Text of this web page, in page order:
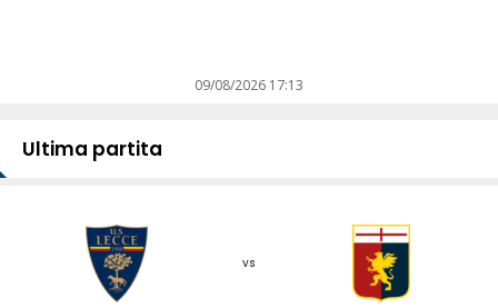
09/08/2026 17:13
Ultima partita
vs